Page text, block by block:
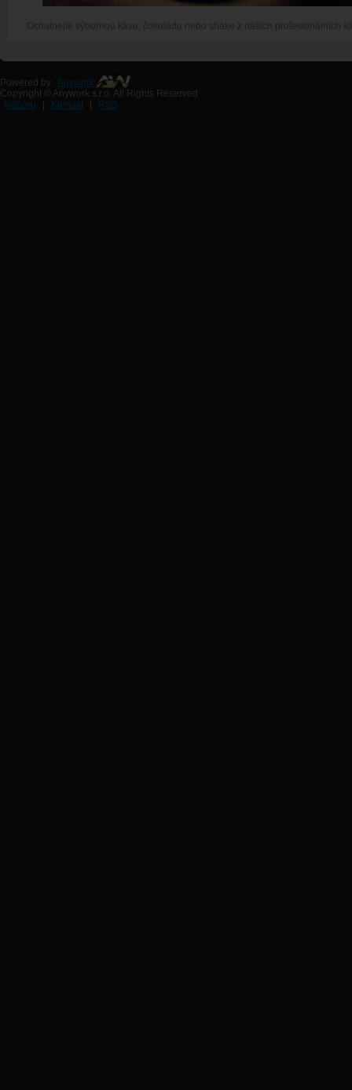
Ochutnejte výbornou kávu, čokoládu nebo shake z našich profesionálních
Powered by Anywork
Copyright © Anywork s.r.o. All Rights Reserved
Nahoru
Kontakt RSS